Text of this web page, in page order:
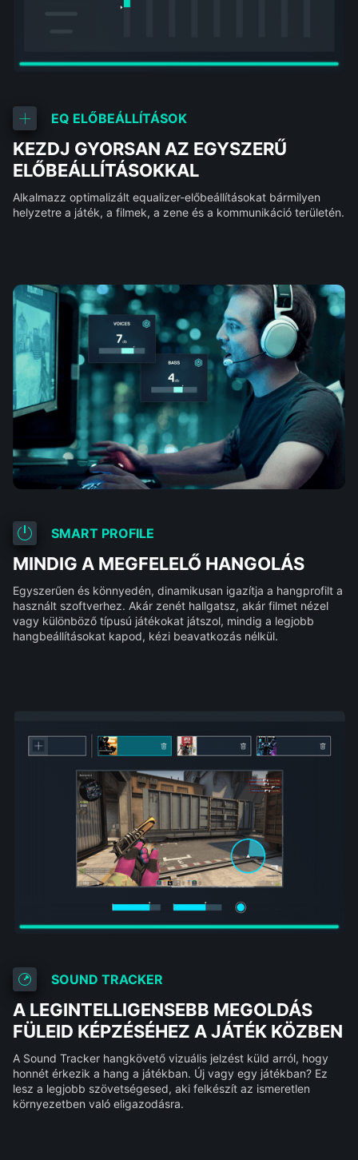
EQ ELŐBEÁLLÍTÁSOK
KEZDJ GYORSAN AZ EGYSZERŰ
ELŐBEÁLLÍTÁSOKKAL
Alkalmazz optimalizált equalizer-előbeállításokat bármilyen
helyzetre a játék, a filmek, a zene és a kommunikáció területén.
SMART PROFILE
MINDIG A MEGFELELŐ HANGOLÁS
Egyszerűen és könnyedén, dinamikusan igazítja a hangprofilt a
használt szoftverhez. Akár zenét hallgatsz, akár filmet nézel
vagy különböző típusú játékokat játszol, mindig a legjobb
hangbeállításokat kapod, kézi beavatkozás nélkül.
SOUND TRACKER
A LEGINTELLIGENSEBB MEGOLDÁS
FÜLEID KÉPZÉSÉHEZ A JÁTÉK KÖZBEN
A Sound Tracker hangkövető vizuális jelzést küld arról, hogy
honnét érkezik a hang a játékban. Új vagy egy játékban? Ez
lesz a legjobb szövetségesed, aki felkészít az ismeretlen
környezetben való eligazodásra.